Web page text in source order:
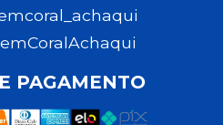
PAGAMENTO